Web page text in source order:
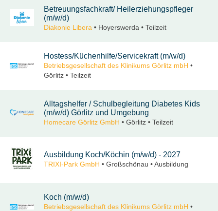
Betreuungsfachkraft/ Heilerziehungspfleger
(m/w/d)
Diakonie Libera • Hoyerswerda • Teilzeit
Hostess/Küchenhilfe/Servicekraft (m/w/d)
Betriebsgesellschaft des Klinikums Görlitz mbH •
Görlitz • Teilzeit
Alltagshelfer / Schulbegleitung Diabetes Kids
(m/w/d) Görlitz und Umgebung
Homecare Görlitz GmbH • Görlitz • Teilzeit
Ausbildung Koch/Köchin (m/w/d) - 2027
TRIXI-Park GmbH • Großschönau • Ausbildung
Koch (m/w/d)
Betriebsgesellschaft des Klinikums Görlitz mbH •